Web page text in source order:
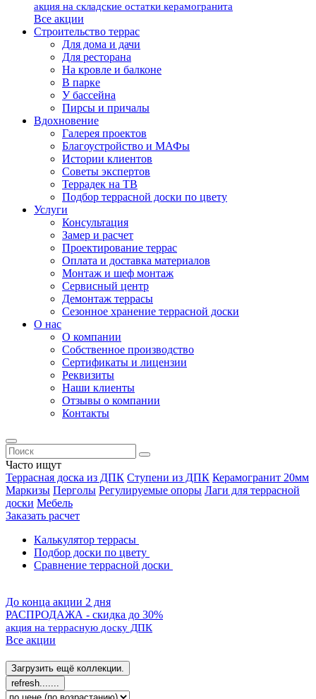
акция на складские остатки керамогранита
Все акции
Строительство террас
Для дома и дачи
Для ресторана
На кровле и балконе
В парке
У бассейна
Пирсы и причалы
Вдохновение
Галерея проектов
Благоустройство и МАФы
Истории клиентов
Советы экспертов
Террадек на ТВ
Подбор террасной доски по цвету
Услуги
Консультация
Замер и расчет
Проектирование террас
Оплата и доставка материалов
Монтаж и шеф монтаж
Сервисный центр
Демонтаж террасы
Сезонное хранение террасной доски
О нас
О компании
Собственное производство
Сертификаты и лицензии
Реквизиты
Наши клиенты
Отзывы о компании
Контакты
Часто ищут
Террасная доска из ДПК Ступени из ДПК Керамогранит 20мм
Маркизы Перголы Регулируемые опоры Лаги для террасной
доски Мебель
Заказать расчет
Калькулятор террасы
Подбор доски по цвету
Сравнение террасной доски
До конца акции 2 дня
РАСПРОДАЖА - скидка до 30%
акция на террасную доску ДПК
Все акции